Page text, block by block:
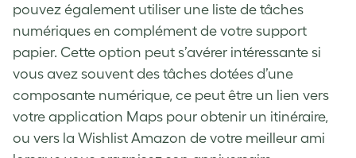
pouvez également utiliser une liste de tâches
numériques en complément de votre support
papier. Cette option peut s’avérer intéressante si
vous avez souvent des tâches dotées d’une
composante numérique, ce peut être un lien vers
votre application Maps pour obtenir un itinéraire,
ou vers la Wishlist Amazon de votre meilleur ami